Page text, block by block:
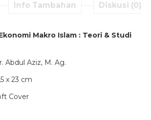
Info Tambahan Diskusi (0)
Makro Islam : Teori & Studi
Aziz, M. Ag.
23 cm